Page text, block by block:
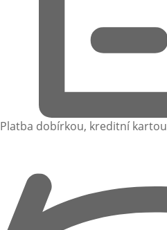
Platba dobírkou, kreditní kartou